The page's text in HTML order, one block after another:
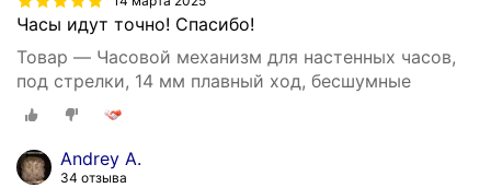
Часы идут точно! Спасибо!
Товар — Часовой механизм для настенных часов,
под стрелки, 14 мм плавный ход, бесшумные
Andrey A.
34 отзыва